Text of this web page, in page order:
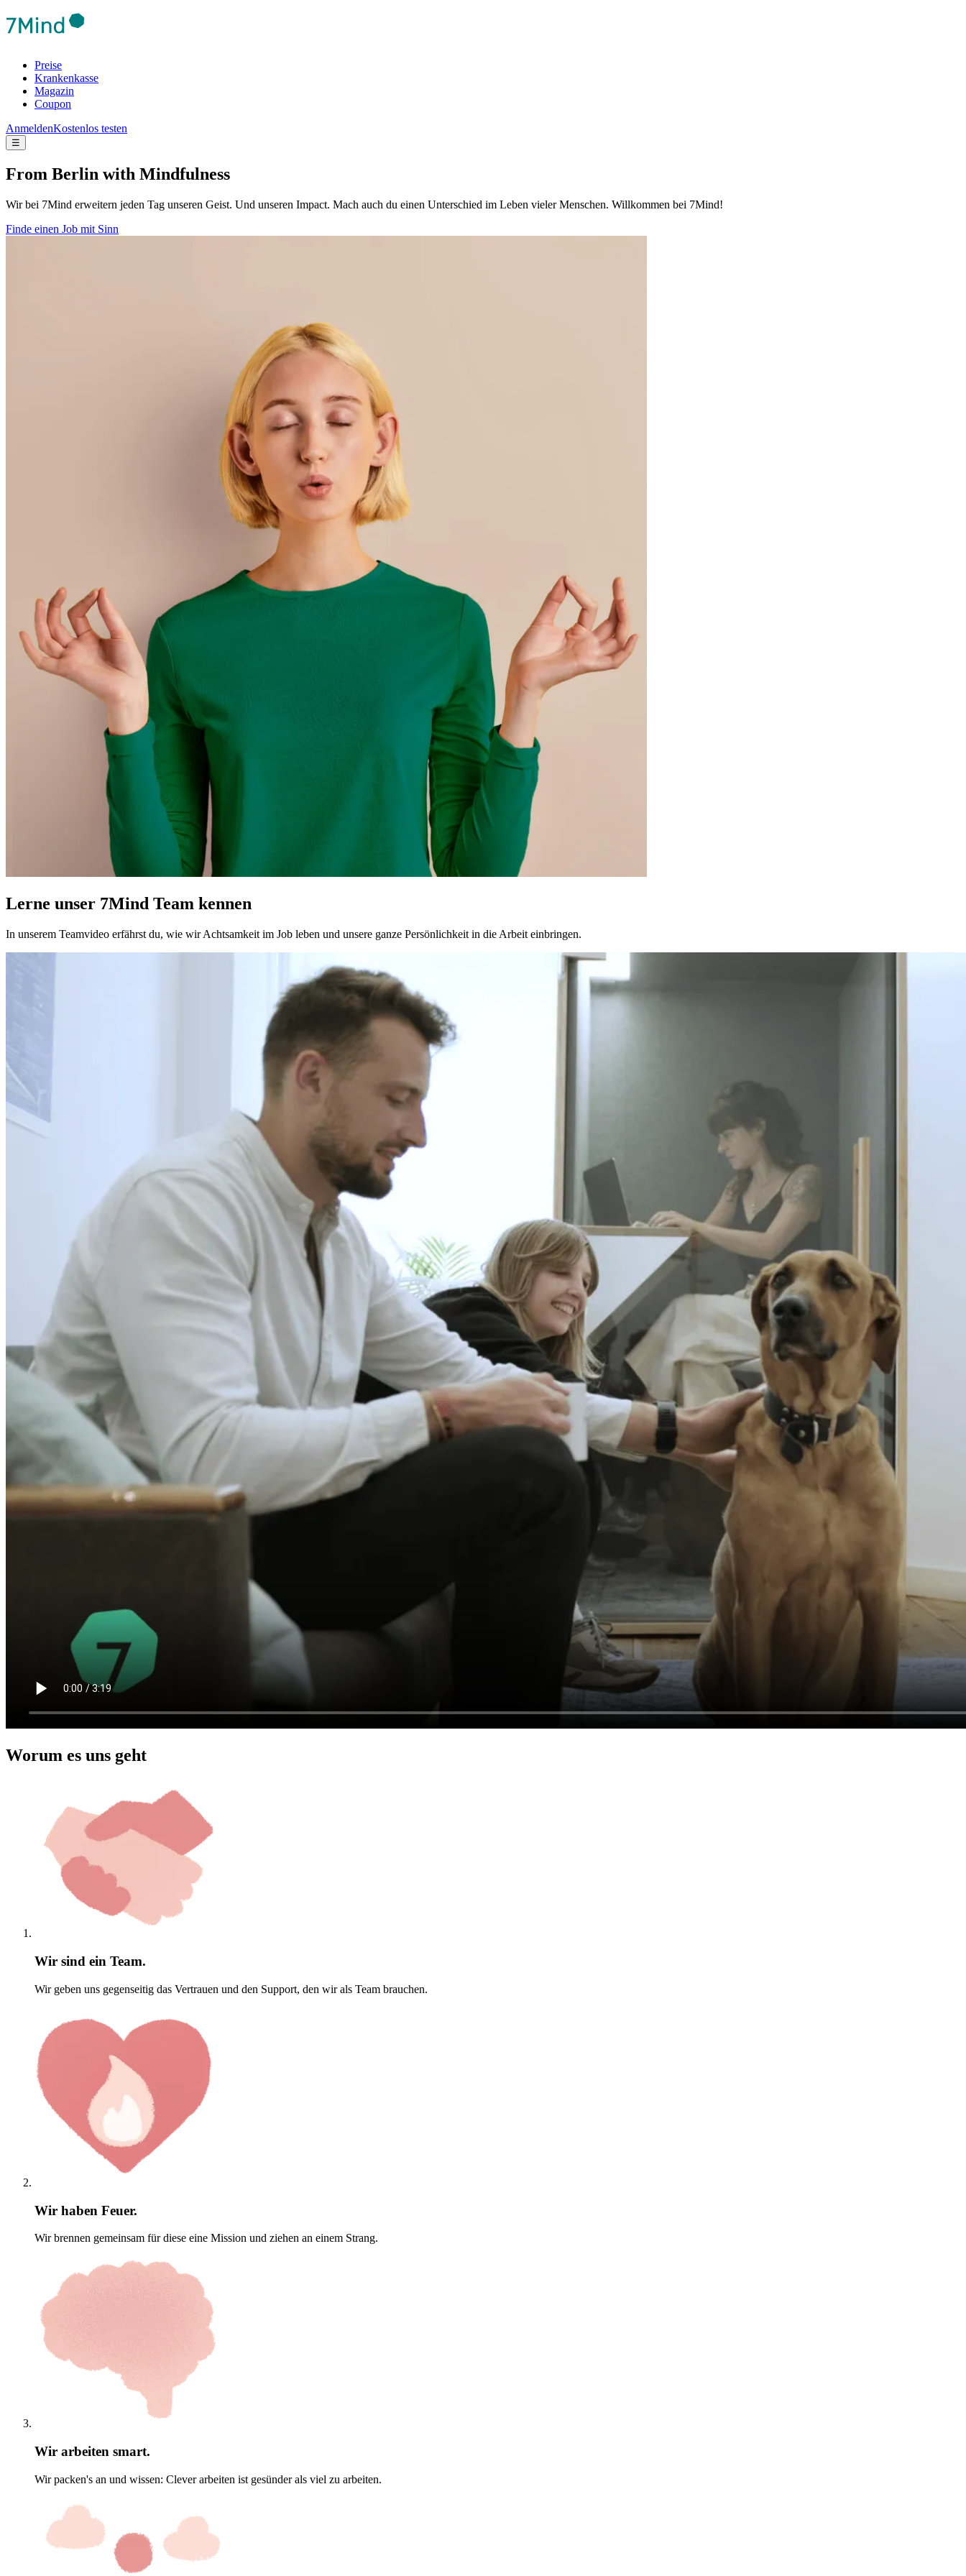
Preise
Krankenkasse
Magazin
Coupon
AnmeldenKostenlos testen
☰
From Berlin with Mindfulness
Wir bei 7Mind erweitern jeden Tag unseren Geist. Und unseren Impact. Mach auch du einen Unterschied im Leben vieler Menschen. Willkommen bei 7Mind!
Finde einen Job mit Sinn
Lerne unser 7Mind Team kennen
In unserem Teamvideo erfährst du, wie wir Achtsamkeit im Job leben und unsere ganze Persönlichkeit in die Arbeit einbringen.
Worum es uns geht
Wir sind ein Team.
Wir geben uns gegenseitig das Vertrauen und den Support, den wir als Team brauchen.
Wir haben Feuer.
Wir brennen gemeinsam für diese eine Mission und ziehen an einem Strang.
Wir arbeiten smart.
Wir packen's an und wissen: Clever arbeiten ist gesünder als viel zu arbeiten.